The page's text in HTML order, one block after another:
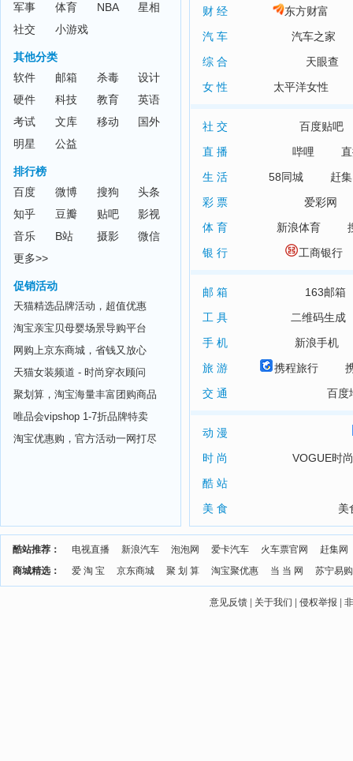
财 经
东方财富
汽 车
汽车之家
综 合
天眼查
女 性
太平洋女性
社 交
百度贴吧
直 播
哔哩
生 活
58同城
赶集
彩 票
爱彩网
体 育
新浪体育
银 行
工商银行
邮 箱
163邮箱
工 具
二维码生成
手 机
新浪手机
旅 游
携程旅行
交 通
百度
动 漫
时 尚
VOGUE时
酷 站
美 食
美
军事
体育 NBA
星相
社交
小游戏
其他分类
软件
邮箱 杀毒
设计
硬件
科技 教育
英语
考试
文库 移动
国外
明星
公益
排行榜
百度
微博 搜狗
头条
知乎
豆瓣 贴吧
影视
音乐
B站 摄影
微信
更多>>
促销活动
天猫精选品牌活动，超值优惠
淘宝亲宝贝母婴场景导购平台
网购上京东商城，省钱又放心
天猫女装频道 - 时尚穿衣顾问
聚划算，淘宝海量丰富团购商品
唯品会vipshop 1-7折品牌特卖
淘宝优惠购，官方活动一网打尽
酷站推荐： 电视直播 新浪汽车 泡泡网 爱卡汽车 火车票官网
赶集网
商城精选：
爱 淘 宝 京东商城 聚 划 算 淘宝聚优惠 当 当 网 苏宁易购
意见反馈 关于我们 侵权举报